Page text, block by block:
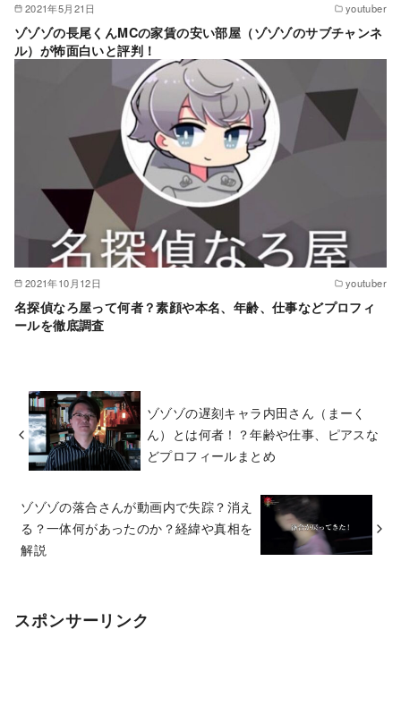
2021年5月21日 youtuber
ゾゾゾの長尾くんMCの家賃の安い部屋（ゾゾゾのサブチャンネ
ル）が怖面白いと評判！
2021年10月12日 youtuber
名探偵なろ屋って何者？素顔や本名、年齢、仕事などプロフィ
ールを徹底調査
ゾゾゾの遅刻キャラ内田さん（まーく
ん）とは何者！？年齢や仕事、ピアスな
どプロフィールまとめ
ゾゾゾの落合さんが動画内で失踪？消え
る？一体何があったのか？経緯や真相を
解説
スポンサーリンク